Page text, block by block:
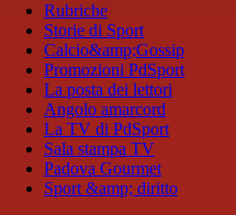
Rubriche
Storie di Sport
Calcio&amp;Gossip
Promozioni PdSport
La posta dei lettori
Angolo amarcord
La TV di PdSport
Sala stampa TV
Padova Gourmet
Sport &amp; diritto